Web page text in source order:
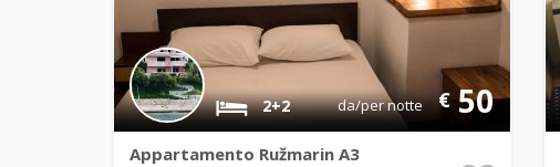
2+2 €50
da/per notte
Appartamento Ružmarin A3